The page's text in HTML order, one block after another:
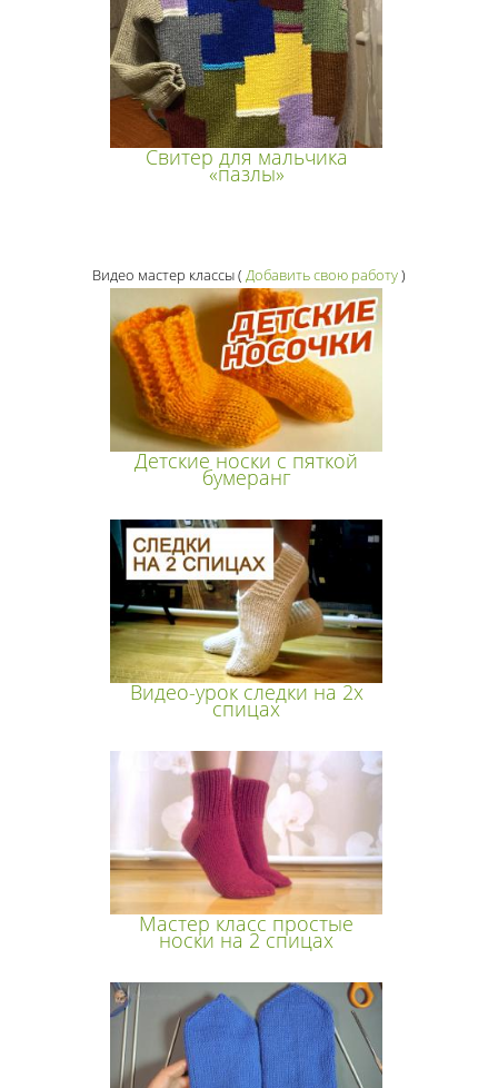
Свитер для мальчика
«пазлы»
Видео мастер классы( Добавить свою работу)
Детские носки с пяткой
бумеранг
Видео-урок следки на 2х
спицах
Мастер класс простые
носки на 2 спицах